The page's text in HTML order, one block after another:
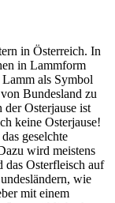
in Österreich. In
in Lammform
als Symbol
Bundesland zu
Osterjause ist
keine Osterjause!
geselchte
wird meistens
das Osterfleisch auf
wie
mit einem